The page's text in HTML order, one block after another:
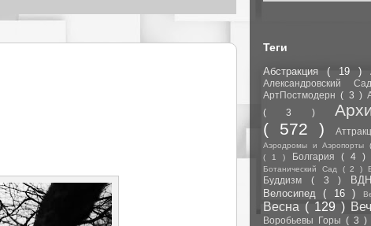
Теги
Абстракция ( 19 )
Александровский
АртПостмодерн( 3 )
( 3 )
( 572 )
Аэродромы и Аэропорты
( 1 )
Болгария ( 4 )
Ботанический Сад ( 2 )
Буддизм ( 3 )
Велосипед( 16 )
Весна ( 129 )
Воробьевы Горы ( 3 )